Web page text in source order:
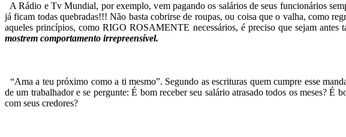
A Rádio e Tv Mundial, por exemplo, vem pagandoos salários de seus funcionários
já ficam todas quebradas!!! Não basta cobrirse de roupas, ou coisa que o valha, como
aqueles princípios, como RIGO ROSAMENTE necessários, é preciso que sejam antes
mostrem comportamento irrepreensível.
“Ama a teu próximo como a ti mesmo”. Segundo as escrituras quem cumpre esse
de um trabalhador e se pergunte: É bom receberseu salário atrasado todos os meses? É
com seus credores?